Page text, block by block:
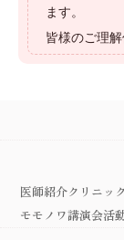
ます。
皆様のご理
医師紹介クリニッ
モモノワ講演会活